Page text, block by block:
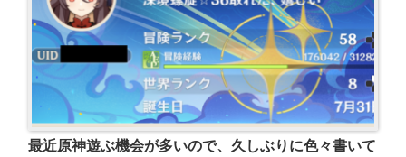
最近原神遊ぶ機会が多いので、久しぶりに色々書いて